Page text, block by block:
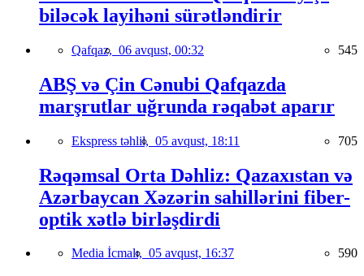
biləcək layihəni sürətləndirir
Qafqaz, 06 avqust, 00:32 545
ABŞ və Çin Cənubi Qafqazda
marşrutlar uğrunda rəqabət aparır
Ekspress təhlil, 05 avqust, 18:11 705
Rəqəmsal Orta Dəhliz: Qazaxıstan və
Azərbaycan Xəzərin sahillərini fiber-
optik xətlə birləşdirdi
Media İcmalı, 05 avqust, 16:37 590